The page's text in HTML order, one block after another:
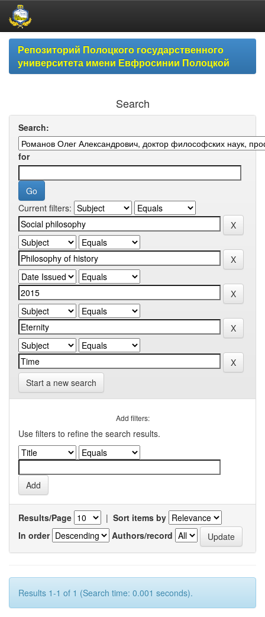
Skip
navigationРепозиторий Полоцкого государственного
университета имени Евфросинии Полоцкой
Search
Search:
for
Current filters:
Start a new search
Add filters:
Use filters to refine the search results.
Results/Page | Sort items by
In order
Authors/record
Results 1-1 of 1 (Search time: 0.001 seconds).